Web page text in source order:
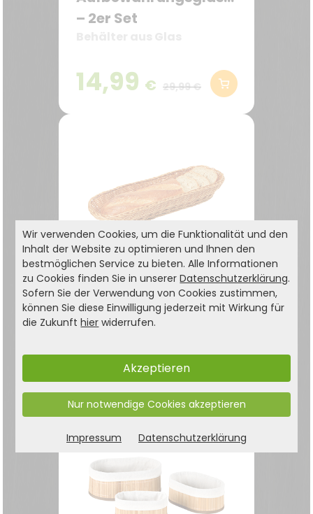
– 2er Set
14,99 € 29,99 €
Baguette-Korb,
Kunststoff (PE) 5er
Pack
wasserunempfindlich
Anfrage per E-Mail
Wir verwenden Cookies, um die Funktionalität und den
Inhalt der Website zu optimieren und Ihnen den
bestmöglichen Service zu bieten. Alle Informationen
zu Cookies finden Sie in unsererDatenschutzerklärung.
Sofern Sie der Verwendung von Cookies zustimmen,
können Sie diese Einwilligung jederzeit mit Wirkung für
die Zukunfthier widerrufen.
Akzeptieren
Nur notwendige Cookies akzeptieren
Impressum Datenschutzerklärung